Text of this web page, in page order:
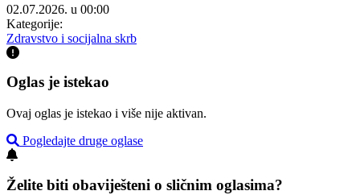
02.07.2026. u 00:00
Kategorije:
Zdravstvo i socijalna skrb
Oglas je istekao
Ovaj oglas je istekao i više nije aktivan.
Pogledajte druge oglase
Želite biti obaviješteni o sličnim oglasima?